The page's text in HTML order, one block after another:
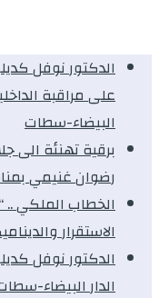
على مراقبة
البيضاء-سطات
برقية تهنئة الى
رضوان غنيمي
الخطاب الملكي ..
الاستقرار
الدار البيضاء-سطات